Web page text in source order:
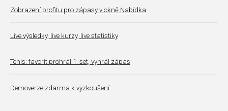
Zobrazení profitu pro zápasy v okně Nabídka
Live výsledky, live kurzy, live statistiky
Tenis: favorit prohrál 1. set, vyhrál zápas
Demoverze zdarma k vyzkoušení